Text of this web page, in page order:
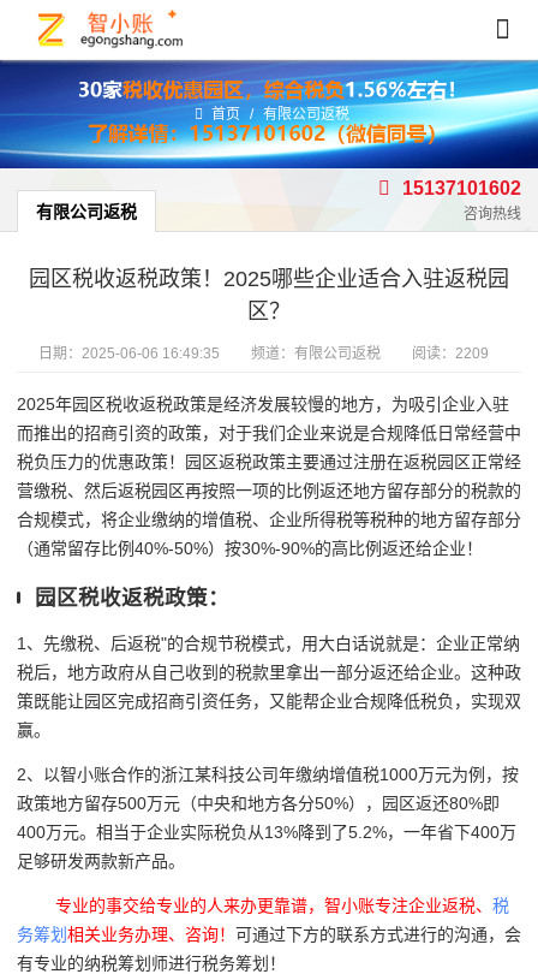
首页 / 有限公司返税
有限公司返税
15137101602
咨询热线
园区税收返税政策！2025哪些企业适合入驻返税园
区？
日期： 2025-06-06 16:49:35 频道： 有限公司返税 阅读：2209
2025年园区税收返税政策是经济发展较慢的地方，为吸引企业入驻
而推出的招商引资的政策，对于我们企业来说是合规降低日常经营中
税负压力的优惠政策！园区返税政策主要通过注册在返税园区正常经
营缴税、然后返税园区再按照一项的比例返还地方留存部分的税款的
合规模式，将企业缴纳的增值税、企业所得税等税种的地方留存部分
（通常留存比例40%-50%）按30%-90%的高比例返还给企业！
园区税收返税政策：
1、先缴税、后返税"的合规节税模式，用大白话说就是：企业正常纳
税后，地方政府从自己收到的税款里拿出一部分返还给企业。这种政
策既能让园区完成招商引资任务，又能帮企业合规降低税负，实现双
赢。
2、以智小账合作的浙江某科技公司年缴纳增值税1000万元为例，按
政策地方留存500万元（中央和地方各分50%），园区返还80%即
400万元。相当于企业实际税负从13%降到了5.2%，一年省下400万
足够研发两款新产品。
专业的事交给专业的人来办更靠谱，智小账专注企业返税、 税
务筹划 相关业务办理、咨询！ 可通过下方的联系方式进行的沟通，会
有专业的纳税筹划师进行税务筹划！